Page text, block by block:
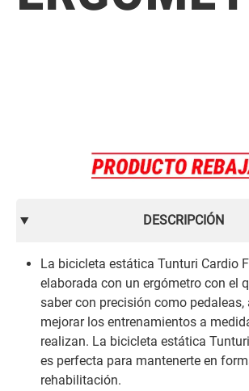
DESCRIPCIÓN
La bicicleta estática Tunturi Cardio
elaborada con un ergómetro con el
saber con precisión como pedaleas,
mejorar los entrenamientos a
realizan. La bicicleta estática
es perfecta para mantenerte en
rehabilitación.